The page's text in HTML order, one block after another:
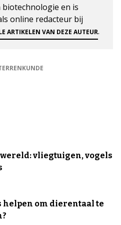
biotechnologie en is
online redacteur bij
ARTIKELEN VAN DEZE AUTEUR.
wereld: vliegtuigen, vogels
helpen om dierentaal te